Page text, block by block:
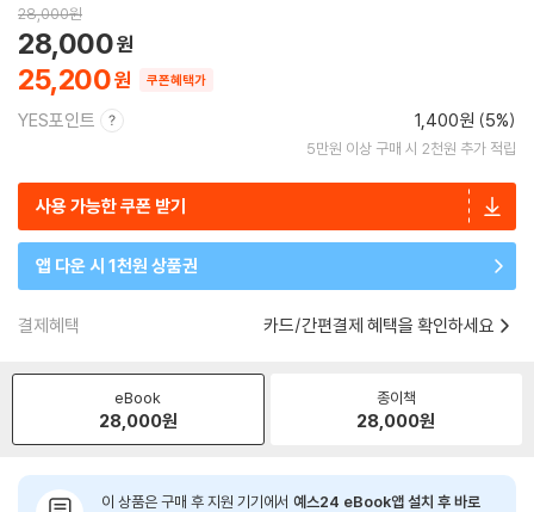
28,000원
25,200
28,000
쿠폰혜택가
YES포인트 1,400원 (5%)
5만원 이상 구매 시 2천원 추가 적립
사용 가능한 쿠폰 받기
앱 다운 시 1천원 상품권
결제혜택 카드/간편결제 혜택을 확인하세요
eBook
28,000원
종이책
28,000원
이 상품은 구매 후 지원 기기에서 예스24 eBook앱 설치 후 바로